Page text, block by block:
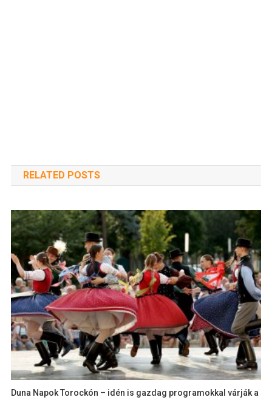
RELATED POSTS
Duna Napok Torockón – idén is gazdag programokkal várják a